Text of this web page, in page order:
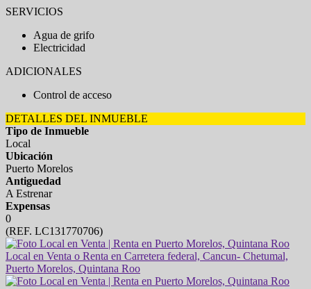
SERVICIOS
Agua de grifo
Electricidad
ADICIONALES
Control de acceso
DETALLES DEL INMUEBLE
Tipo de Inmueble
Local
Ubicación
Puerto Morelos
Antiguedad
A Estrenar
Expensas
0
(REF. LC131770706)